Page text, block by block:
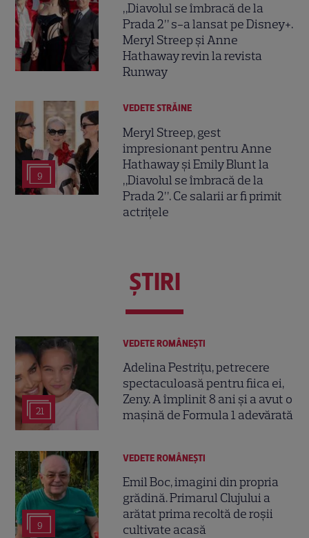
„Diavolul se îmbracă de la
Prada 2” s-a lansat pe Disney+.
Meryl Streep și Anne
Hathaway revin la revista
Runway
9
VEDETE STRĂINE
Meryl Streep, gest
impresionant pentru Anne
Hathaway și Emily Blunt la
„Diavolul se îmbracă de la
Prada 2”. Ce salarii ar fi primit
actrițele
ŞTIRI
21
VEDETE ROMÂNEŞTI
Adelina Pestrițu, petrecere
spectaculoasă pentru fiica ei,
Zeny. A împlinit 8 ani și a avut o
mașină de Formula 1 adevărată
9
VEDETE ROMÂNEŞTI
Emil Boc, imagini din propria
grădină. Primarul Clujului a
arătat prima recoltă de roșii
cultivate acasă